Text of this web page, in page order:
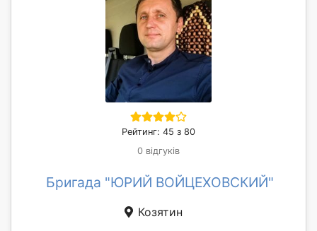
Рейтинг: 45 з 80
0 відгуків
Бригада "ЮРИЙ ВОЙЦЕХОВСКИЙ"
Козятин